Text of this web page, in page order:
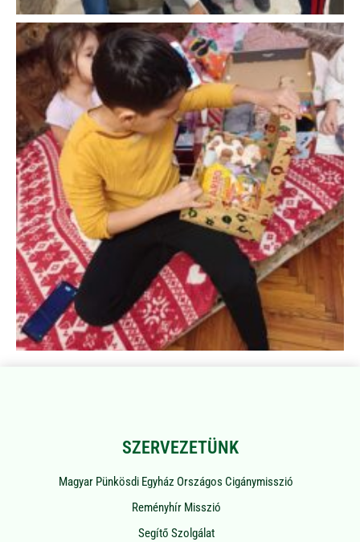
SZERVEZETÜNK
Magyar Pünkösdi Egyház Országos Cigánymisszió
Reményhír Misszió
Segítő Szolgálat